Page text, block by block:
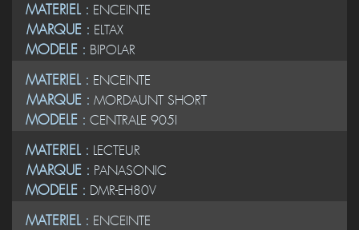
MATERIEL : ENCEINTE
MARQUE : ELTAX
MODELE : BIPOLAR
MATERIEL : ENCEINTE
MARQUE : MORDAUNT SHORT
MODELE : CENTRALE 905I
MATERIEL : LECTEUR
MARQUE : PANASONIC
MODELE : DMR-EH80V
MATERIEL : ENCEINTE